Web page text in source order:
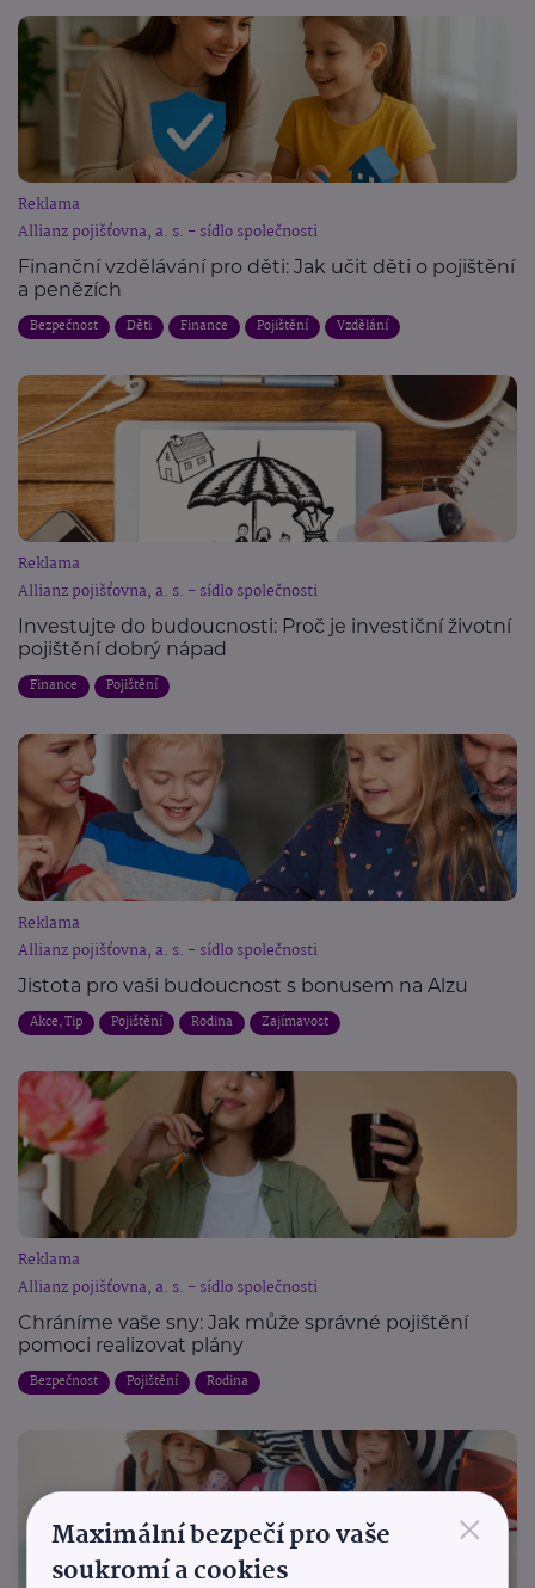
Reklama
Allianz pojišťovna, a. s. - sídlo společnosti
Finanční vzdělávání pro děti: Jak učit děti o pojištění
a penězích
Bezpečnost Děti Finance Pojištění Vzdělání
Reklama
Allianz pojišťovna, a. s. - sídlo společnosti
Investujte do budoucnosti: Proč je investiční životní
pojištění dobrý nápad
Finance Pojištění
Reklama
Allianz pojišťovna, a. s. - sídlo společnosti
Jistota pro vaši budoucnost s bonusem na Alzu
Akce, Tip Pojištění Rodina Zajímavost
Reklama
Allianz pojišťovna, a. s. - sídlo společnosti
Chráníme vaše sny: Jak může správné pojištění
pomoci realizovat plány
Bezpečnost Pojištění Rodina
×
Maximální bezpečí pro vaše
soukromí a cookies